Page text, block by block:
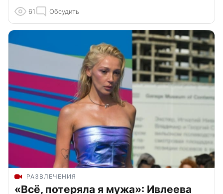
61 Обсудить
РАЗВЛЕЧЕНИЯ
«Всё, потеряла я мужа»: Ивлеева